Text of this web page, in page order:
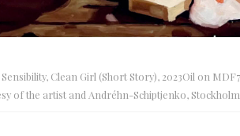
Clean Girl (Short Story), 2023Oil on
of the artist and Andréhn-Schiptjenko,